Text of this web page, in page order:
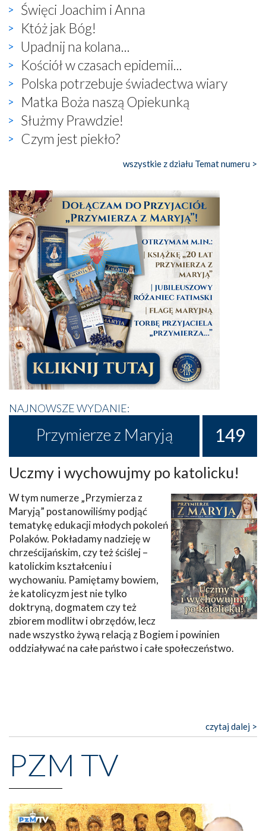
Święci Joachim i Anna
Któż jak Bóg!
Upadnij na kolana...
Kościół w czasach epidemii...
Polska potrzebuje świadectwa wiary
Matka Boża naszą Opiekunką
Służmy Prawdzie!
Czym jest piekło?
wszystkie z działu Temat numeru >
NAJNOWSZE WYDANIE:
Przymierze z Maryją 149
Uczmy i wychowujmy po katolicku!
W tym numerze „Przymierza z
Maryją” postanowiliśmy podjąć
tematykę edukacji młodych pokoleń
Polaków. Pokładamy nadzieję w
chrześcijańskim, czy też ściślej –
katolickim kształceniu i
wychowaniu. Pamiętamy bowiem,
że katolicyzm jest nie tylko
doktryną, dogmatem czy też
zbiorem modlitw i obrzędów, lecz
nade wszystko żywą relacją z Bogiem i powinien
oddziaływać na całe państwo i całe społeczeństwo.
czytaj dalej >
PZM TV